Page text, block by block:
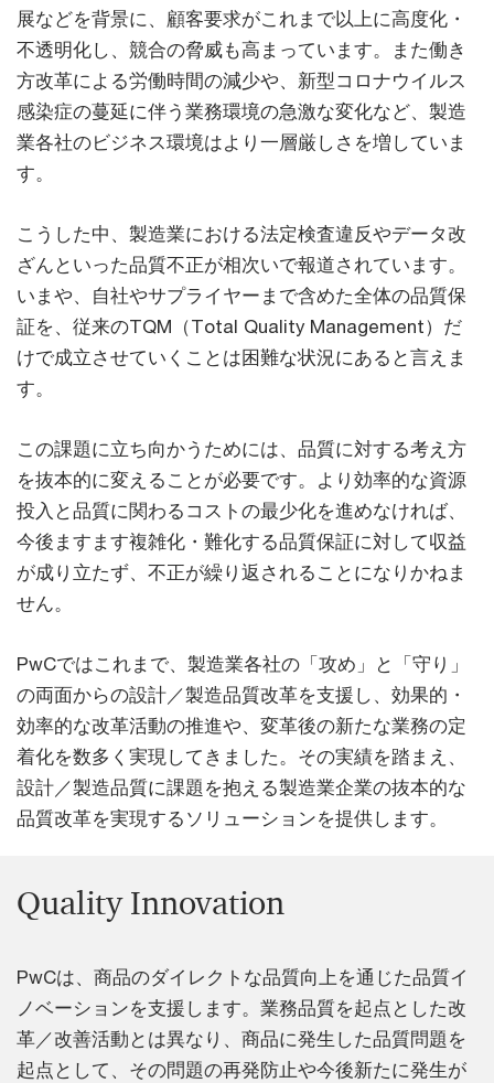
展などを背景に、顧客要求がこれまで以上に高度化・
不透明化し、競合の脅威も高まっています。また働き
方改革による労働時間の減少や、新型コロナウイルス
感染症の蔓延に伴う業務環境の急激な変化など、製造
業各社のビジネス環境はより一層厳しさを増していま
す。
こうした中、製造業における法定検査違反やデータ改
ざんといった品質不正が相次いで報道されています。
いまや、自社やサプライヤーまで含めた全体の品質保
証を、従来のTQM（Total Quality Management）だ
けで成立させていくことは困難な状況にあると言えま
す。
この課題に立ち向かうためには、品質に対する考え方
を抜本的に変えることが必要です。より効率的な資源
投入と品質に関わるコストの最少化を進めなければ、
今後ますます複雑化・難化する品質保証に対して収益
が成り立たず、不正が繰り返されることになりかねま
せん。
PwCではこれまで、製造業各社の「攻め」と「守り」
の両面からの設計／製造品質改革を支援し、効果的・
効率的な改革活動の推進や、変革後の新たな業務の定
着化を数多く実現してきました。その実績を踏まえ、
設計／製造品質に課題を抱える製造業企業の抜本的な
品質改革を実現するソリューションを提供します。
Quality Innovation
PwCは、商品のダイレクトな品質向上を通じた品質イ
ノベーションを支援します。業務品質を起点とした改
革／改善活動とは異なり、商品に発生した品質問題を
起点として、その問題の再発防止や今後新たに発生が